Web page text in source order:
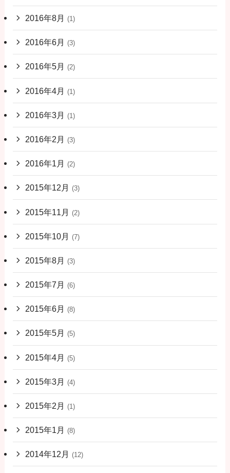
2016年8月 (1)
2016年6月 (3)
2016年5月 (2)
2016年4月 (1)
2016年3月 (1)
2016年2月 (3)
2016年1月 (2)
2015年12月 (3)
2015年11月 (2)
2015年10月 (7)
2015年8月 (3)
2015年7月 (6)
2015年6月 (8)
2015年5月 (5)
2015年4月 (5)
2015年3月 (4)
2015年2月 (1)
2015年1月 (8)
2014年12月 (12)